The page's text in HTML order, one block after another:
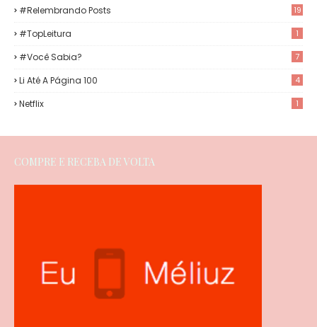
#Relembrando Posts 19
#TopLeitura 1
#Você Sabia? 7
Li Até A Página 100 4
Netflix 1
COMPRE E RECEBA DE VOLTA